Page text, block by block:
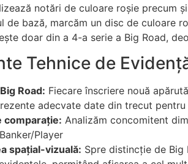
notări de culoare roșie precum
de bază, marcăm un disc de culoare
doar din a 4-a serie a Big Road,
Tehnice de
Road: Fiecare înscriere nouă
adecvate date din trecut
comparație: Analizăm concomitent
Player
spațial-vizuală: Spre distincție de Big